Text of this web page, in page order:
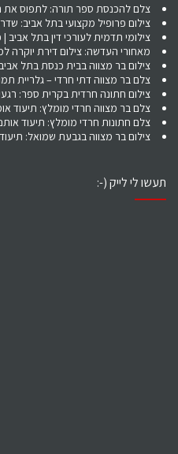
צלם להכנסת ספר תורה: לתפוס את
צילום פרופיל מקצועי בתל אביב:
צילומי תדמית לעורכי דין בתל אביב
מאחורי העדשה: צילום דירת יוקרה
צילום בר מצווה בבית כנסת בתל
צלם בר מצווה דתי חרדי – גלריית
צילום חתונה חרדית בקרית ספר:
צלם בר מצווה חרדי מומלץ: תיעוד
צלם חתונות חרדי מומלץ: תיעוד
צילום בר מצווה בגבעת שמואל:
תעשו לי לייק (-: